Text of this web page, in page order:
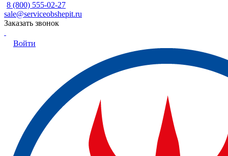
8 (800) 555-02-27
sale@serviceobshepit.ru
Заказать звонок
Войти